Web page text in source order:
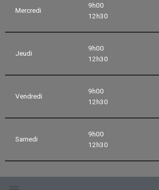
Mercredi
9h00
12h30
Jeudi
9h00
12h30
Vendredi
9h00
12h30
Samedi
9h00
12h30